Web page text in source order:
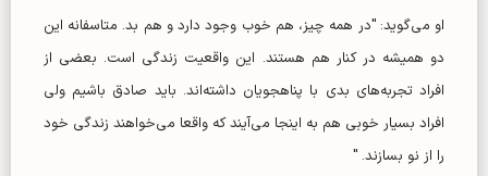
او می‌گوید: "در همه چیز، هم خوب وجود دارد و هم بد. متاسفانه این
دو همیشه در کنار هم هستند. این واقعیت زندگی است. بعضی از
افراد تجربه‌های بدی با پناهجویان داشته‌اند. باید صادق باشیم ولی
افراد بسیار خوبی هم به اینجا می‌آیند که واقعا می‌خواهند زندگی خود
را از نو بسازند. "